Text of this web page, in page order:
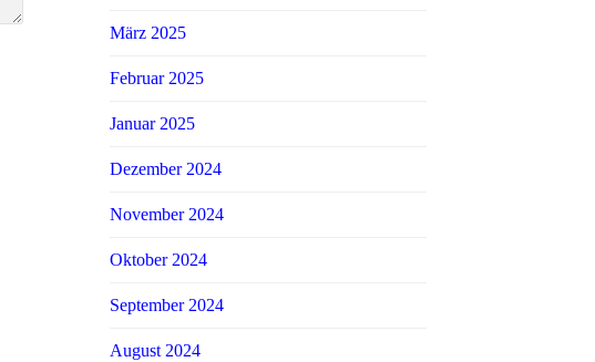
März 2025
Februar 2025
Januar 2025
Dezember 2024
November 2024
Oktober 2024
September 2024
August 2024